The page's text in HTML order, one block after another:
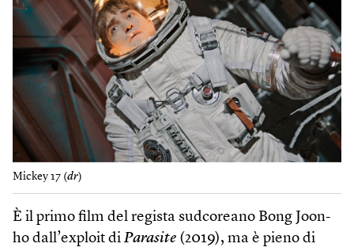
Mickey 17 (dr)
È il primo film del regista sudcoreano Bong Joon-
ho dall’exploit di Parasite (2019), ma è pieno di